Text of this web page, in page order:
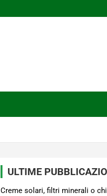
ULTIME
Creme solari, filtri minerali o